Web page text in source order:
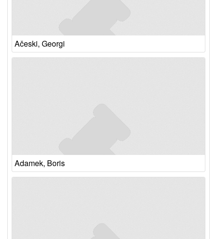
Ačeski, Georgi
Adamek, Boris